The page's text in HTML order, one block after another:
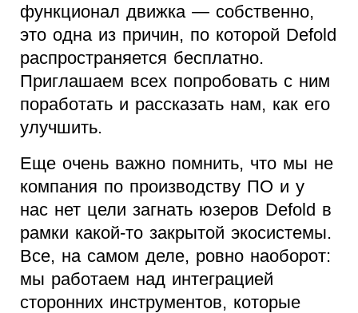
функционал движка — собственно,
это одна из причин, по которой Defold
распространяется бесплатно.
Приглашаем всех попробовать с ним
поработать и рассказать нам, как его
улучшить.
Еще очень важно помнить, что мы не
компания по производству ПО и у
нас нет цели загнать юзеров Defold в
рамки какой-то закрытой экосистемы.
Все, на самом деле, ровно наоборот:
мы работаем над интеграцией
сторонних инструментов, которые